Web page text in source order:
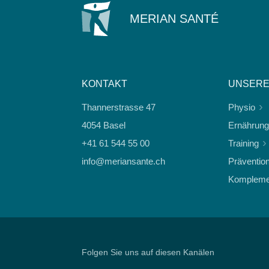
MERIAN SANTÉ
KONTAKT
Thannerstrasse 47
4054 Basel
+41 61 544 55 00
info@meriansante.ch
Physio
Ernährung
Training
Folgen Sie uns auf diesen Kanälen